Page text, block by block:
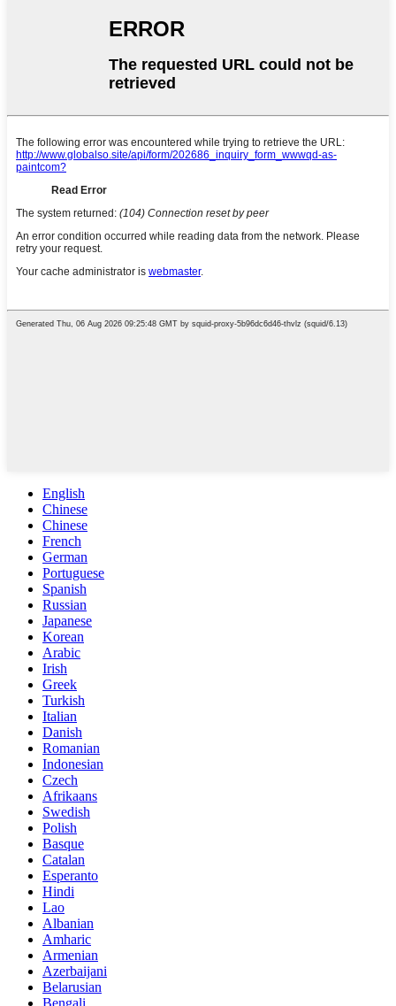
English
Chinese
Chinese
French
German
Portuguese
Spanish
Russian
Japanese
Korean
Arabic
Irish
Greek
Turkish
Italian
Danish
Romanian
Indonesian
Czech
Afrikaans
Swedish
Polish
Basque
Catalan
Esperanto
Hindi
Lao
Albanian
Amharic
Armenian
Azerbaijani
Belarusian
Bengali